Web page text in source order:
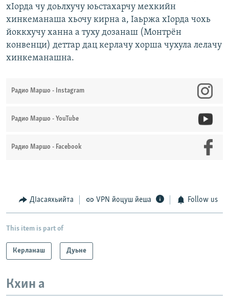
хIорда чу доьлхучу юьстахарчу мехкийн
хинкеманаша хьочу кирна а, Iаьржа хIорда чохь
йоккхучу ханна а туху дозанаш (Монтрён
конвенци) деттар дац керлачу хорша чухула лелачу
хинкеманашна.
Радио Маршо - Instagram
Радио Маршо - YouTube
Радио Маршо - Facebook
ДIасаяхьийта VPN йоцуш йеша Follow us
This item is part of
Керланаш Дуьне
Кхин а